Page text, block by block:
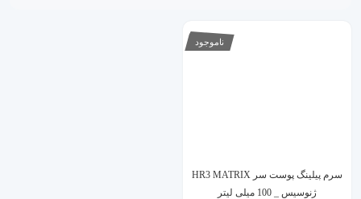
ناموجود
سرم پیلینگ پوست سر HR3 MATRIX
ژنوسیس _ 100 میلی لیتر